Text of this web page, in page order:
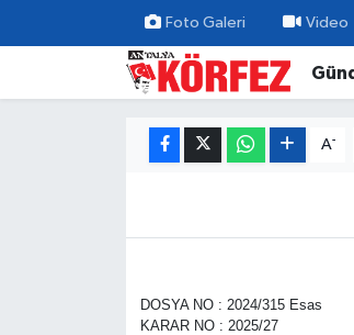
Foto Galeri Video
A-
DOSYA NO : 2024/315 Esas
KARAR NO : 2025/27
Gündem
Nöbetçi Eczaneler
Hava Durumu
Tüm Manşetler